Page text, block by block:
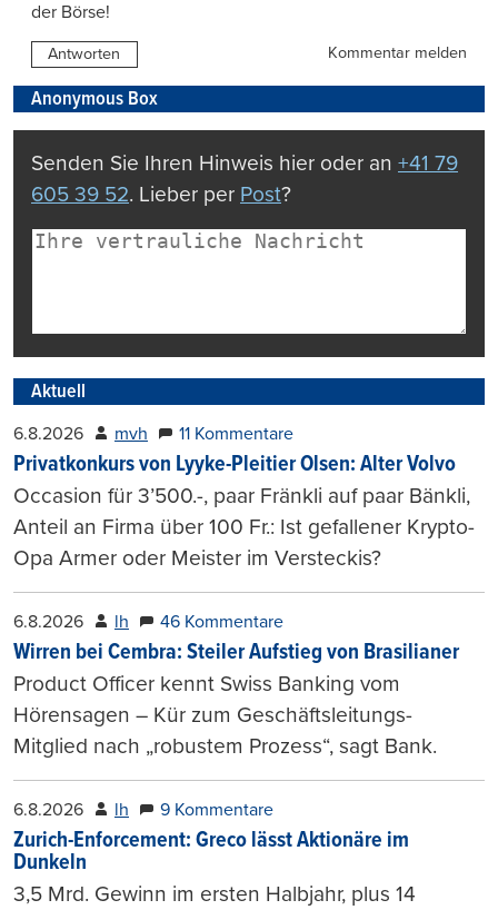
der Börse!
Antworten Kommentar melden
Anonymous Box
Senden Sie Ihren Hinweis hier oder an +41 79
605 39 52. Lieber per Post?
Aktuell
6.8.2026 mvh 11 Kommentare
Privatkonkurs von Lyyke-Pleitier Olsen: Alter Volvo
Occasion für 3’500.-, paar Fränkli auf paar Bänkli,
Anteil an Firma über 100 Fr.: Ist gefallener Krypto-
Opa Armer oder Meister im Versteckis?
6.8.2026 lh 46 Kommentare
Wirren bei Cembra: Steiler Aufstieg von Brasilianer
Product Officer kennt Swiss Banking vom
Hörensagen – Kür zum Geschäftsleitungs-
Mitglied nach „robustem Prozess“, sagt Bank.
6.8.2026 lh 9 Kommentare
Zurich-Enforcement: Greco lässt Aktionäre im
Dunkeln
3,5 Mrd. Gewinn im ersten Halbjahr, plus 14